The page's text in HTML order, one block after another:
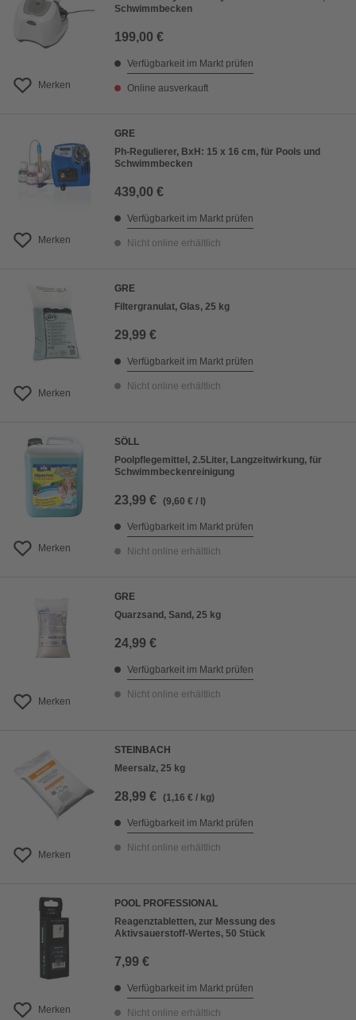
Merken
Schwimmbecken
199,00 €
Verfügbarkeit im Markt prüfen
Online ausverkauft
Merken
GRE
Ph-Regulierer, BxH: 15 x 16 cm, für Pools und
Schwimmbecken
439,00 €
Verfügbarkeit im Markt prüfen
Nicht online erhältlich
Merken
GRE
Filtergranulat, Glas, 25 kg
29,99 €
Verfügbarkeit im Markt prüfen
Nicht online erhältlich
Merken
SÖLL
Poolpflegemittel, 2.5Liter, Langzeitwirkung, für
Schwimmbeckenreinigung
23,99 € (9,60 € / l)
Verfügbarkeit im Markt prüfen
Nicht online erhältlich
Merken
GRE
Quarzsand, Sand, 25 kg
24,99 €
Verfügbarkeit im Markt prüfen
Nicht online erhältlich
Merken
STEINBACH
Meersalz, 25 kg
28,99 € (1,16 € / kg)
Verfügbarkeit im Markt prüfen
Nicht online erhältlich
Merken
POOL PROFESSIONAL
Reagenztabletten, zur Messung des
Aktivsauerstoff-Wertes, 50 Stück
7,99 €
Verfügbarkeit im Markt prüfen
Nicht online erhältlich